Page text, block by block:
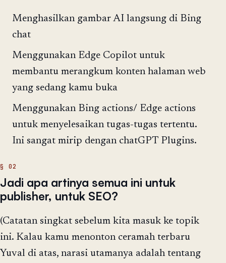
Menghasilkan gambar AI langsung di Bing
chat
Menggunakan Edge Copilot untuk
membantu merangkum konten halaman web
yang sedang kamu buka
Menggunakan Bing actions/ Edge actions
untuk menyelesaikan tugas-tugas tertentu.
Ini sangat mirip dengan chatGPT Plugins.
Jadi apa artinya semua ini untuk
publisher, untuk SEO?
(Catatan singkat sebelum kita masuk ke topik
ini. Kalau kamu menonton ceramah terbaru
Yuval di atas, narasi utamanya adalah tentang